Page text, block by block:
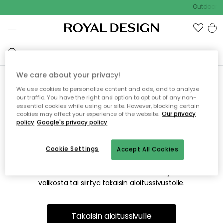
Outdoor
Emme valitettavasti löydä
etsimääsi sivua
Tämä voi johtua siitä, että sivua ei enää ole tai siitä, että se
on siirretty muualle. Pahoittelemme tästä mahdollisesti
valikosta tai siirtyä takaisin aloitussivustolle.
Takaisin aloitussivulle
We care about your privacy!
We use cookies to personalize content and ads, and to analyze
our traffic. You have the right and option to opt out of any non-
essential cookies while using our site. However, blocking certain
cookies may affect your experience of the website. Our privacy
policy Google's privacy policy
Accept All Cookies
Cookie Settings